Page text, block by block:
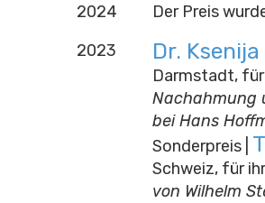
2024
Der Preis
2023
Dr.
Darmstadt,
Nachahmung
bei Hans
Sonderpreis |
Schweiz, für
von Wilhelm